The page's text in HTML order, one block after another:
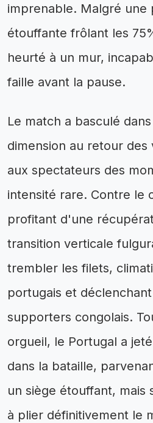
imprenable. Malgré une
étouffante frôlant les
heurté à un mur,
faille avant la pause.
Le match a basculé
dimension au retour des
aux spectateurs des
intensité rare. Contre le
profitant d'une
transition verticale
trembler les filets,
portugais et
supporters congolais.
orgueil, le Portugal a
dans la bataille,
un siège étouffant, mais
à plier définitivement le